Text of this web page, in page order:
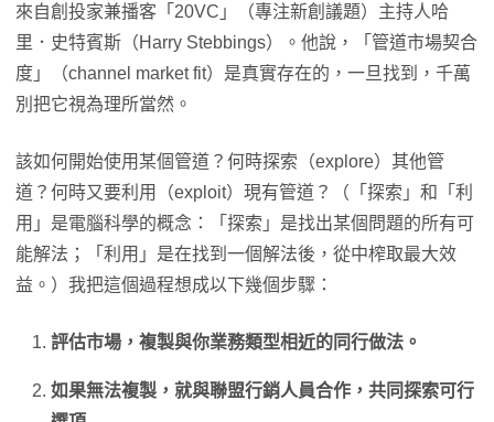
來自創投家兼播客「20VC」（專注新創議題）主持人哈
里．史特賓斯（Harry Stebbings）。他說，「管道市場契合
度」（channel market fit）是真實存在的，一旦找到，千萬
別把它視為理所當然。
該如何開始使用某個管道？何時探索（explore）其他管
道？何時又要利用（exploit）現有管道？（「探索」和「利
用」是電腦科學的概念：「探索」是找出某個問題的所有可
能解法；「利用」是在找到一個解法後，從中榨取最大效
益。）我把這個過程想成以下幾個步驟：
評估市場，複製與你業務類型相近的同行做法。
如果無法複製，就與聯盟行銷人員合作，共同探索可行